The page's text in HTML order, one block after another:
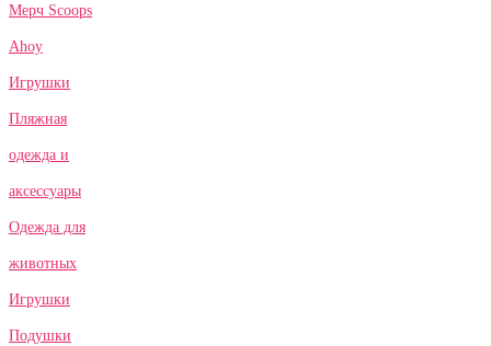
Мерч Scoops
Ahoy
Игрушки
Пляжная
одежда и
аксессуары
Одежда для
животных
Игрушки
Подушки